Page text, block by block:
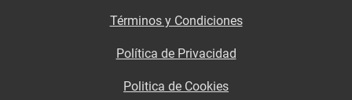
Términos y Condiciones
Política de Privacidad
Politica de Cookies